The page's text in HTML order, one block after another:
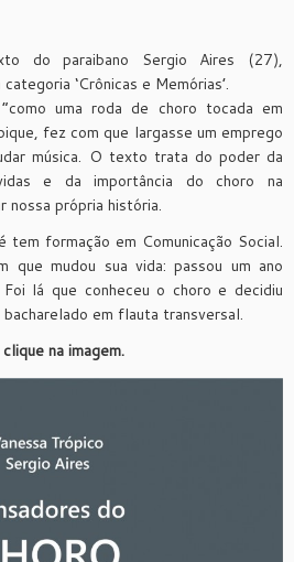
do paraibano Sergio Aires (27),
‘Crônicas e Memórias’.
uma roda de choro tocada em
fez com que largasse um emprego
música. O texto trata do poder da
e da importância do choro na
nossa própria história.
tem formação em Comunicação Social.
que mudou sua vida: passou um ano
Foi lá que conheceu o choro e decidiu
em flauta transversal.
na imagem.